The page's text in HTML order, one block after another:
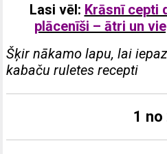
Lasi vēl: Krāsnī cepti
plācenīši – ātri un
Šķir nākamo lapu, lai
kabaču ruletes recepti
1 no